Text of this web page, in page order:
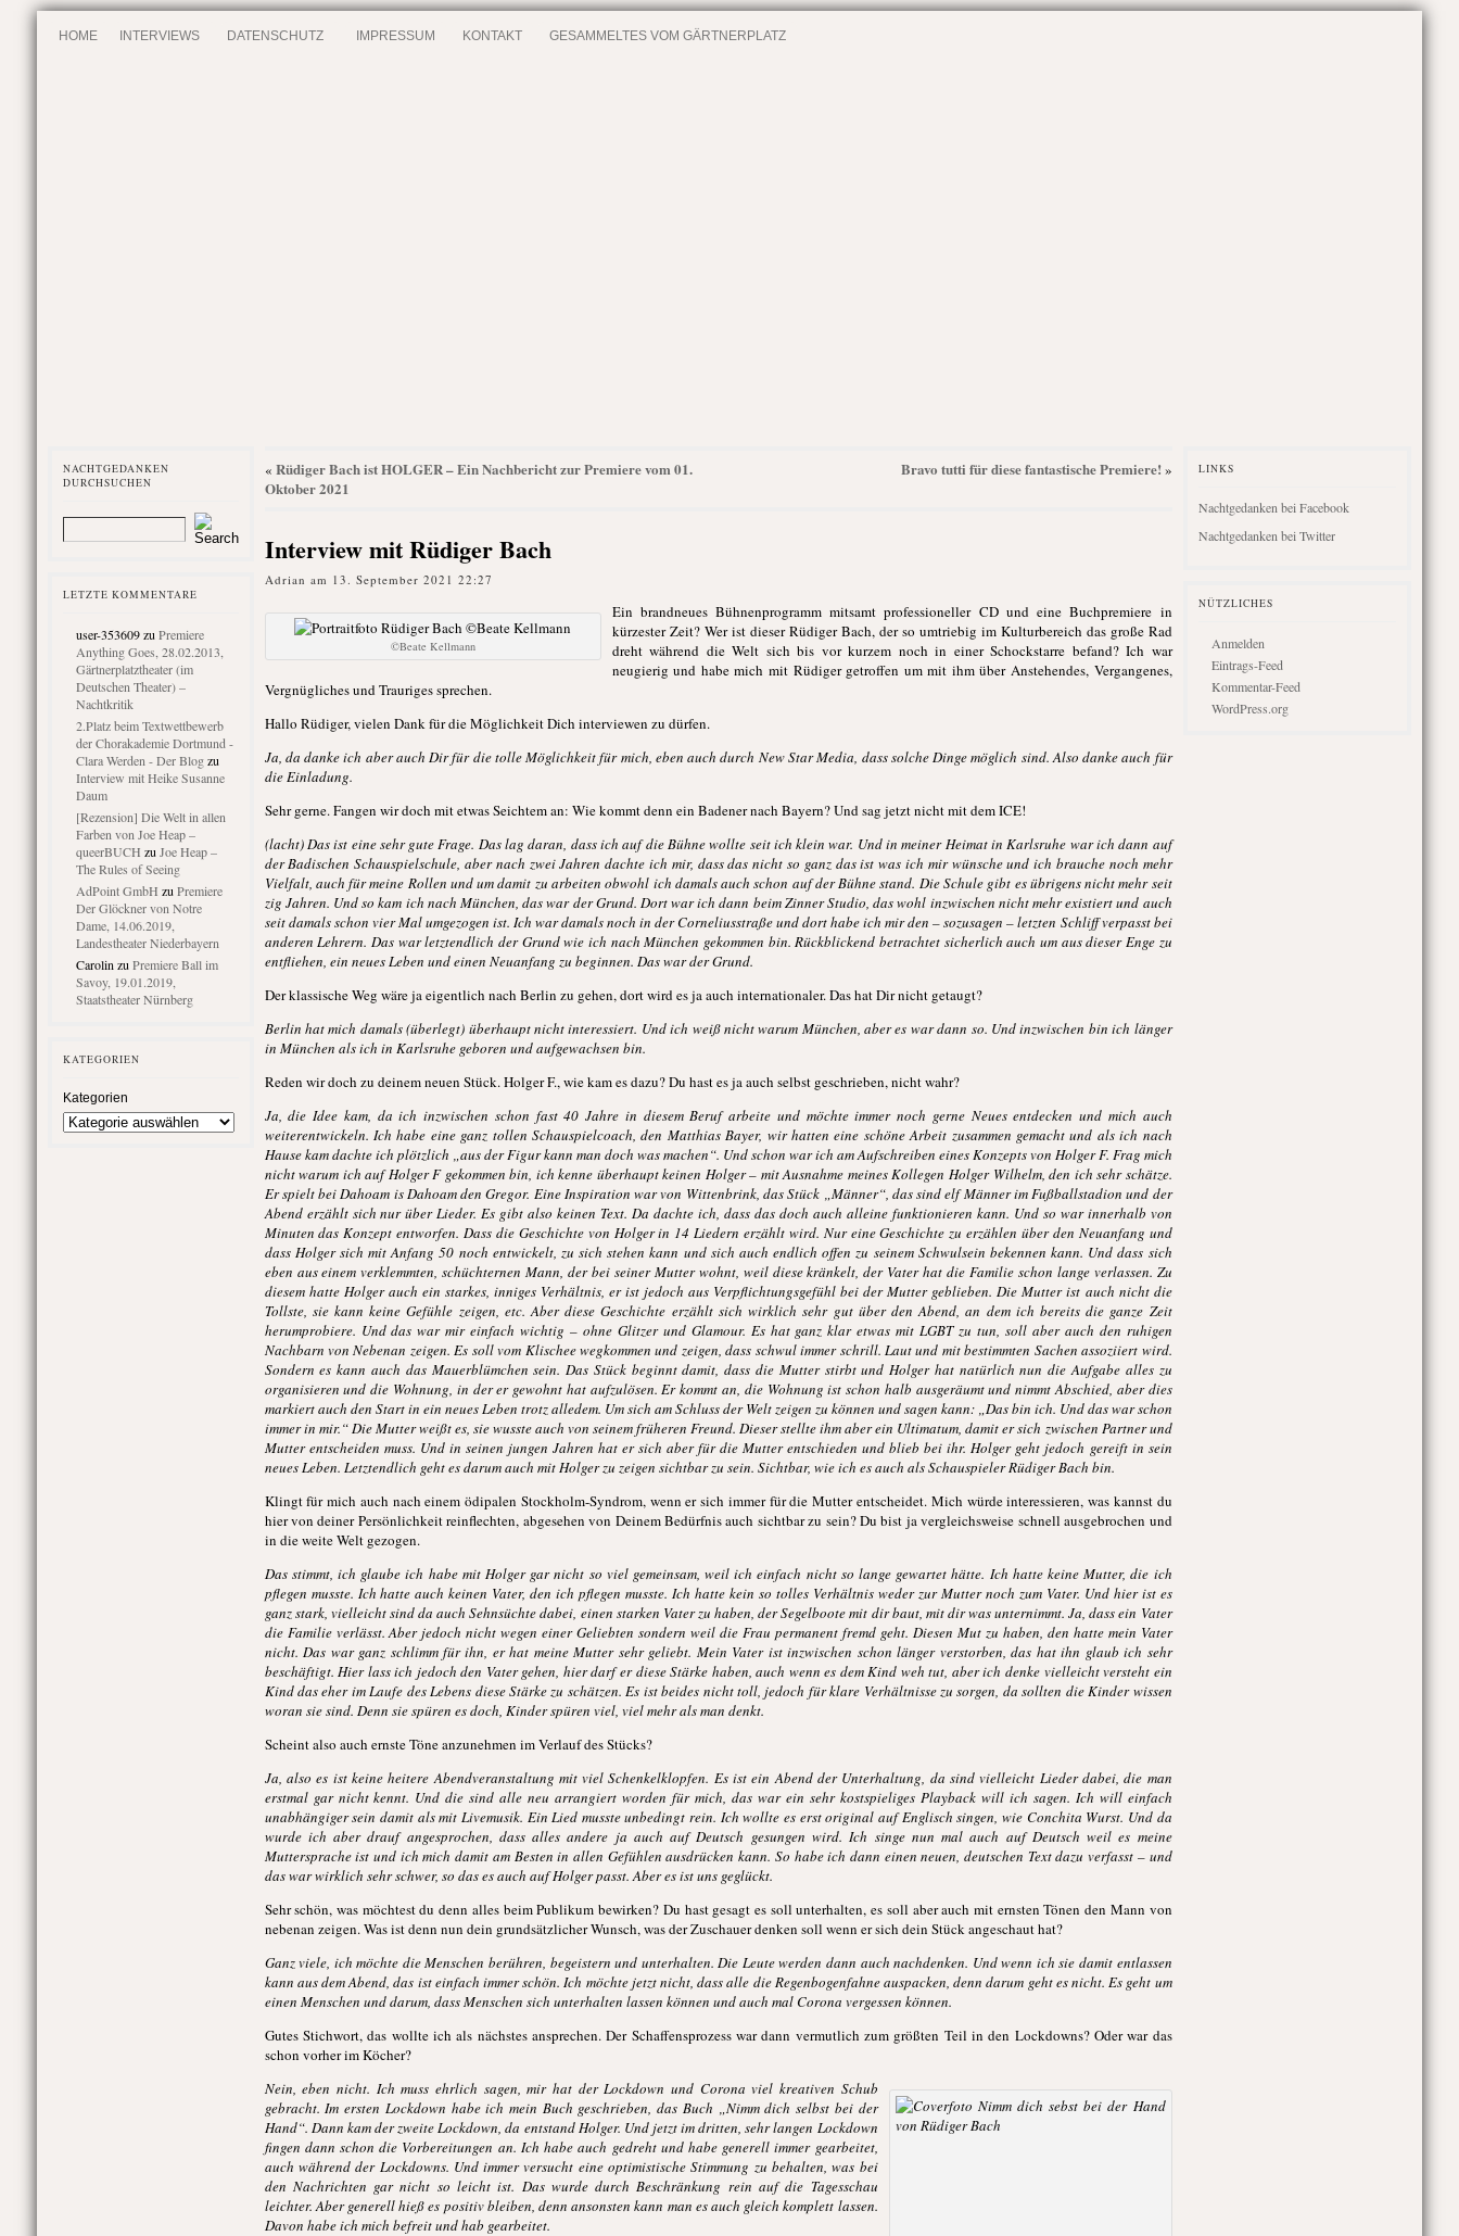
HOME INTERVIEWS DATENSCHUTZ IMPRESSUM KONTAKT GESAMMELTES VOM GÄRTNERPLATZ
NACHTGEDANKEN
DURCHSUCHEN
LETZTE KOMMENTARE
user-353609zu Premiere
Anything Goes, 28.02.2013,
Gärtnerplatztheater (im
Deutschen Theater) –
Nachtkritik
2.Platz beim Textwettbewerb
der Chorakademie Dortmund -
Clara Werden - Der Blogzu
Interview mit Heike Susanne
Daum
[Rezension] Die Welt in allen
Farben von Joe Heap –
queerBUCH zu Joe Heap –
The Rules of Seeing
AdPoint GmbH zu Premiere
Der Glöckner von Notre
Dame, 14.06.2019,
Landestheater Niederbayern
Carolin zu Premiere Ball im
Savoy, 19.01.2019,
Staatstheater Nürnberg
KATEGORIEN
Kategorien
« Rüdiger Bach ist HOLGER – Ein Nachbericht zur Premiere vom 01.
Oktober 2021
Bravo tutti für diese fantastische Premiere!»
Interview mit Rüdiger Bach
Adrian am 13. September 2021 22:27
©️Beate Kellmann
Ein brandneues Bühnenprogramm mitsamt professioneller CD und eine Buchpremiere in
kürzester Zeit? Wer ist dieser Rüdiger Bach, der so umtriebig im Kulturbereich das große Rad
dreht während die Welt sich bis vor kurzem noch in einer Schockstarre befand? Ich war
neugierig und habe mich mit Rüdiger getroffen um mit ihm über Anstehendes, Vergangenes,
Vergnügliches und Trauriges sprechen.
Hallo Rüdiger, vielen Dank für die Möglichkeit Dich interviewen zu dürfen.
Ja, da danke ich aber auch Dir für die tolle Möglichkeit für mich, eben auch durch New Star Media, dass solche Dinge möglich sind. Also danke auch für
die Einladung.
Sehr gerne. Fangen wir doch mit etwas Seichtem an: Wie kommt denn ein Badener nach Bayern? Und sag jetzt nicht mit dem ICE!
(lacht) Das ist eine sehr gute Frage. Das lag daran, dass ich auf die Bühne wollte seit ich klein war. Und in meiner Heimat in Karlsruhe war ich dann auf
der Badischen Schauspielschule, aber nach zwei Jahren dachte ich mir, dass das nicht so ganz das ist was ich mir wünsche und ich brauche noch mehr
Vielfalt, auch für meine Rollen und um damit zu arbeiten obwohl ich damals auch schon auf der Bühne stand. Die Schule gibt es übrigens nicht mehr seit
zig Jahren. Und so kam ich nach München, das war der Grund. Dort war ich dann beim Zinner Studio, das wohl inzwischen nicht mehr existiert und auch
seit damals schon vier Mal umgezogen ist. Ich war damals noch in der Corneliusstraße und dort habe ich mir den – sozusagen – letzten Schliff verpasst bei
anderen Lehrern. Das war letztendlich der Grund wie ich nach München gekommen bin. Rückblickend betrachtet sicherlich auch um aus dieser Enge zu
entfliehen, ein neues Leben und einen Neuanfang zu beginnen. Das war der Grund.
Der klassische Weg wäre ja eigentlich nach Berlin zu gehen, dort wird es ja auch internationaler. Das hat Dir nicht getaugt?
Berlin hat mich damals (überlegt) überhaupt nicht interessiert. Und ich weiß nicht warum München, aber es war dann so. Und inzwischen bin ich länger
in München als ich in Karlsruhe geboren und aufgewachsen bin.
Reden wir doch zu deinem neuen Stück. Holger F., wie kam es dazu? Du hast es ja auch selbst geschrieben, nicht wahr?
Ja, die Idee kam, da ich inzwischen schon fast 40 Jahre in diesem Beruf arbeite und möchte immer noch gerne Neues entdecken und mich auch
weiterentwickeln. Ich habe eine ganz tollen Schauspielcoach, den Matthias Bayer, wir hatten eine schöne Arbeit zusammen gemacht und als ich nach
Hause kam dachte ich plötzlich „aus der Figur kann man doch was machen“. Und schon war ich am Aufschreiben eines Konzepts von Holger F. Frag mich
nicht warum ich auf Holger F gekommen bin, ich kenne überhaupt keinen Holger – mit Ausnahme meines Kollegen Holger Wilhelm, den ich sehr schätze.
Er spielt bei Dahoam is Dahoam den Gregor. Eine Inspiration war von Wittenbrink, das Stück „Männer“, das sind elf Männer im Fußballstadion und der
Abend erzählt sich nur über Lieder. Es gibt also keinen Text. Da dachte ich, dass das doch auch alleine funktionieren kann. Und so war innerhalb von
Minuten das Konzept entworfen. Dass die Geschichte von Holger in 14 Liedern erzählt wird. Nur eine Geschichte zu erzählen über den Neuanfang und
dass Holger sich mit Anfang 50 noch entwickelt, zu sich stehen kann und sich auch endlich offen zu seinem Schwulsein bekennen kann. Und dass sich
eben aus einem verklemmten, schüchternen Mann, der bei seiner Mutter wohnt, weil diese kränkelt, der Vater hat die Familie schon lange verlassen. Zu
diesem hatte Holger auch ein starkes, inniges Verhältnis, er ist jedoch aus Verpflichtungsgefühl bei der Mutter geblieben. Die Mutter ist auch nicht die
Tollste, sie kann keine Gefühle zeigen, etc. Aber diese Geschichte erzählt sich wirklich sehr gut über den Abend, an dem ich bereits die ganze Zeit
herumprobiere. Und das war mir einfach wichtig – ohne Glitzer und Glamour. Es hat ganz klar etwas mit LGBT zu tun, soll aber auch den ruhigen
Nachbarn von Nebenan zeigen. Es soll vom Klischee wegkommen und zeigen, dass schwul immer schrill. Laut und mit bestimmten Sachen assoziiert wird.
Sondern es kann auch das Mauerblümchen sein. Das Stück beginnt damit, dass die Mutter stirbt und Holger hat natürlich nun die Aufgabe alles zu
organisieren und die Wohnung, in der er gewohnt hat aufzulösen. Er kommt an, die Wohnung ist schon halb ausgeräumt und nimmt Abschied, aber dies
markiert auch den Start in ein neues Leben trotz alledem. Um sich am Schluss der Welt zeigen zu können und sagen kann: „Das bin ich. Und das war schon
immer in mir.“ Die Mutter weißt es, sie wusste auch von seinem früheren Freund. Dieser stellte ihm aber ein Ultimatum, damit er sich zwischen Partner und
Mutter entscheiden muss. Und in seinen jungen Jahren hat er sich aber für die Mutter entschieden und blieb bei ihr. Holger geht jedoch gereift in sein
neues Leben. Letztendlich geht es darum auch mit Holger zu zeigen sichtbar zu sein. Sichtbar, wie ich es auch als Schauspieler Rüdiger Bach bin.
Klingt für mich auch nach einem ödipalen Stockholm-Syndrom, wenn er sich immer für die Mutter entscheidet. Mich würde interessieren, was kannst du
hier von deiner Persönlichkeit reinflechten, abgesehen von Deinem Bedürfnis auch sichtbar zu sein? Du bist ja vergleichsweise schnell ausgebrochen und
in die weite Welt gezogen.
Das stimmt, ich glaube ich habe mit Holger gar nicht so viel gemeinsam, weil ich einfach nicht so lange gewartet hätte. Ich hatte keine Mutter, die ich
pflegen musste. Ich hatte auch keinen Vater, den ich pflegen musste. Ich hatte kein so tolles Verhältnis weder zur Mutter noch zum Vater. Und hier ist es
ganz stark, vielleicht sind da auch Sehnsüchte dabei, einen starken Vater zu haben, der Segelboote mit dir baut, mit dir was unternimmt. Ja, dass ein Vater
die Familie verlässt. Aber jedoch nicht wegen einer Geliebten sondern weil die Frau permanent fremd geht. Diesen Mut zu haben, den hatte mein Vater
nicht. Das war ganz schlimm für ihn, er hat meine Mutter sehr geliebt. Mein Vater ist inzwischen schon länger verstorben, das hat ihn glaub ich sehr
beschäftigt. Hier lass ich jedoch den Vater gehen, hier darf er diese Stärke haben, auch wenn es dem Kind weh tut, aber ich denke vielleicht versteht ein
Kind das eher im Laufe des Lebens diese Stärke zu schätzen. Es ist beides nicht toll, jedoch für klare Verhältnisse zu sorgen, da sollten die Kinder wissen
woran sie sind. Denn sie spüren es doch, Kinder spüren viel, viel mehr als man denkt.
Scheint also auch ernste Töne anzunehmen im Verlauf des Stücks?
Ja, also es ist keine heitere Abendveranstaltung mit viel Schenkelklopfen. Es ist ein Abend der Unterhaltung, da sind vielleicht Lieder dabei, die man
erstmal gar nicht kennt. Und die sind alle neu arrangiert worden für mich, das war ein sehr kostspieliges Playback will ich sagen. Ich will einfach
unabhängiger sein damit als mit Livemusik. Ein Lied musste unbedingt rein. Ich wollte es erst original auf Englisch singen, wie Conchita Wurst. Und da
wurde ich aber drauf angesprochen, dass alles andere ja auch auf Deutsch gesungen wird. Ich singe nun mal auch auf Deutsch weil es meine
Muttersprache ist und ich mich damit am Besten in allen Gefühlen ausdrücken kann. So habe ich dann einen neuen, deutschen Text dazu verfasst – und
das war wirklich sehr schwer, so das es auch auf Holger passt. Aber es ist uns geglückt.
Sehr schön, was möchtest du denn alles beim Publikum bewirken? Du hast gesagt es soll unterhalten, es soll aber auch mit ernsten Tönen den Mann von
nebenan zeigen. Was ist denn nun dein grundsätzlicher Wunsch, was der Zuschauer denken soll wenn er sich dein Stück angeschaut hat?
Ganz viele, ich möchte die Menschen berühren, begeistern und unterhalten. Die Leute werden dann auch nachdenken. Und wenn ich sie damit entlassen
kann aus dem Abend, das ist einfach immer schön. Ich möchte jetzt nicht, dass alle die Regenbogenfahne auspacken, denn darum geht es nicht. Es geht um
einen Menschen und darum, dass Menschen sich unterhalten lassen können und auch mal Corona vergessen können.
Gutes Stichwort, das wollte ich als nächstes ansprechen. Der Schaffensprozess war dann vermutlich zum größten Teil in den Lockdowns? Oder war das
schon vorher im Köcher?
Nein, eben nicht. Ich muss ehrlich sagen, mir hat der Lockdown und Corona viel kreativen Schub
gebracht. Im ersten Lockdown habe ich mein Buch geschrieben, das Buch „Nimm dich selbst bei der
Hand“. Dann kam der zweite Lockdown, da entstand Holger. Und jetzt im dritten, sehr langen Lockdown
fingen dann schon die Vorbereitungen an. Ich habe auch gedreht und habe generell immer gearbeitet,
auch während der Lockdowns. Und immer versucht eine optimistische Stimmung zu behalten, was bei
den Nachrichten gar nicht so leicht ist. Das wurde durch Beschränkung rein auf die Tagesschau
leichter. Aber generell hieß es positiv bleiben, denn ansonsten kann man es auch gleich komplett lassen.
Davon habe ich mich befreit und hab gearbeitet.
LINKS
Nachtgedanken bei Facebook
Nachtgedanken bei Twitter
NÜTZLICHES
Anmelden
Eintrags-Feed
Kommentar-Feed
WordPress.org